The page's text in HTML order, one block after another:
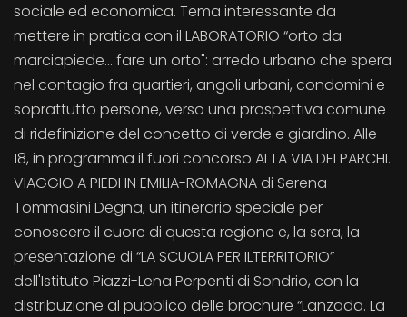
sociale ed economica. Tema interessante da
mettere in pratica con il LABORATORIO “orto da
marciapiede… fare un orto": arredo urbano che spera
nel contagio fra quartieri, angoli urbani, condomini e
soprattutto persone, verso una prospettiva comune
di ridefinizione del concetto di verde e giardino. Alle
18, in programma il fuori concorso ALTA VIA DEI PARCHI.
VIAGGIO A PIEDI IN EMILIA-ROMAGNA di Serena
Tommasini Degna, un itinerario speciale per
conoscere il cuore di questa regione e, la sera, la
presentazione di “LA SCUOLA PER ILTERRITORIO”
dell'Istituto Piazzi-Lena Perpenti di Sondrio, con la
distribuzione al pubblico delle brochure “Lanzada. La